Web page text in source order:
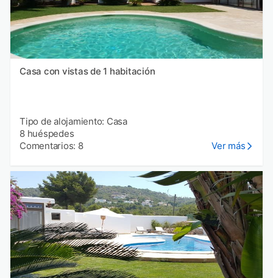
Casa con vistas de 1 habitación
Tipo de alojamiento: Casa
8 huéspedes
Comentarios: 8
Ver más